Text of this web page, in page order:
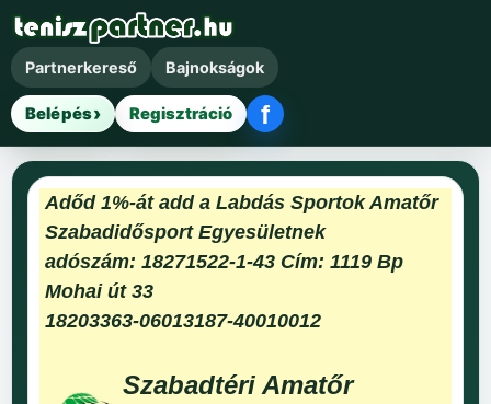
Partnerkereső Bajnokságok
Belépés Regisztráció fFacebook belépés
Adőd 1%-át add a Labdás Sportok Amatőr
Szabadidősport Egyesületnek
adószám: 18271522-1-43 Cím: 1119 Bp
Mohai út 33
18203363-06013187-40010012
Szabadtéri Amatőr